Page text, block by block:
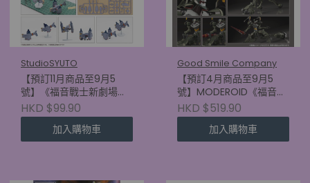
StudioSYUTO
【預訂11月商品至9月5
號】《福音戰士新劇場
版》SYUTO Tiny Scale
1/350 近距航空支援用垂
直起降對地攻擊機 YAGR-
3B (4580620730717)
HKD $99.90
加入購物車
Good Smile Company
【預訂4月商品至9月5
號】MODEROID《福音戰
士新劇場版》福音戰士臨
時5號機
(4570232590687)
HKD $519.90
加入購物車